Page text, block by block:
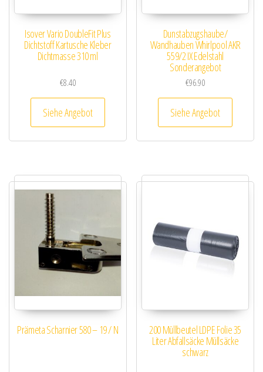
Isover Vario DoubleFit Plus
Dichtstoff Kartusche Kleber
Dichtmasse 310 ml
€8.40
Siehe Angebot
Dunstabzugshaube/
Wandhauben Whirlpool AKR
559/2 IX Edelstahl
Sonderangebot
€96.90
Siehe Angebot
Prämeta Scharnier 580 – 19 / N 200 Müllbeutel LDPE Folie 35
Liter Abfallsäcke Müllsäcke
schwarz